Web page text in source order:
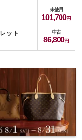
ット
未使用
101,700
中古
86,800